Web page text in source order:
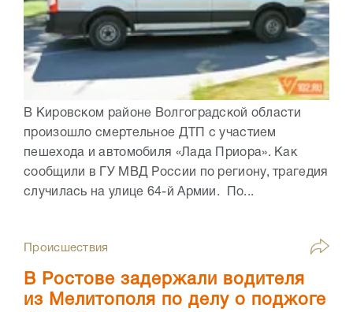
В Кировском районе Волгоградской области
произошло смертельное ДТП с участием
пешехода и автомобиля «Лада Приора». Как
сообщили в ГУ МВД России по региону, трагедия
случилась на улице 64-й Армии. По...
Происшествия
В Ростове задержали водителя
из Мелитополя по делу о поджоге